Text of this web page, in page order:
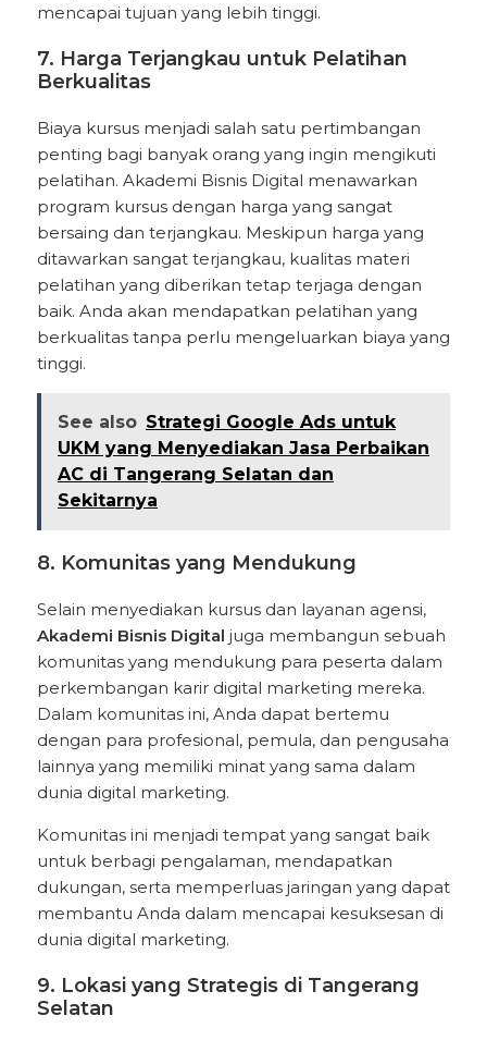
mencapai tujuan yang lebih tinggi.
7. Harga Terjangkau untuk Pelatihan
Berkualitas
Biaya kursus menjadi salah satu pertimbangan
penting bagi banyak orang yang ingin mengikuti
pelatihan. Akademi Bisnis Digital menawarkan
program kursus dengan harga yang sangat
bersaing dan terjangkau. Meskipun harga yang
ditawarkan sangat terjangkau, kualitas materi
pelatihan yang diberikan tetap terjaga dengan
baik. Anda akan mendapatkan pelatihan yang
berkualitas tanpa perlu mengeluarkan biaya yang
tinggi.
See also Strategi Google Ads untuk
UKM yang Menyediakan Jasa Perbaikan
AC di Tangerang Selatan dan
Sekitarnya
8. Komunitas yang Mendukung
Selain menyediakan kursus dan layanan agensi,
Akademi Bisnis Digital juga membangun sebuah
komunitas yang mendukung para peserta dalam
perkembangan karir digital marketing mereka.
Dalam komunitas ini, Anda dapat bertemu
dengan para profesional, pemula, dan pengusaha
lainnya yang memiliki minat yang sama dalam
dunia digital marketing.
Komunitas ini menjadi tempat yang sangat baik
untuk berbagi pengalaman, mendapatkan
dukungan, serta memperluas jaringan yang dapat
membantu Anda dalam mencapai kesuksesan di
dunia digital marketing.
9. Lokasi yang Strategis di Tangerang
Selatan